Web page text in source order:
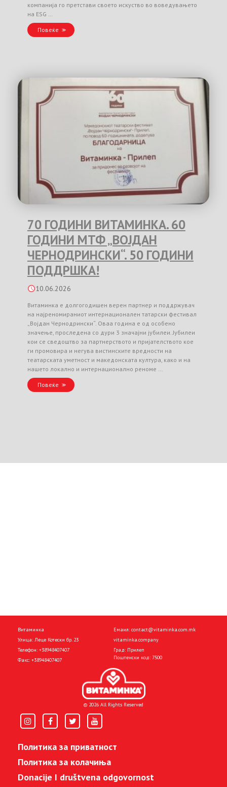
компанија го претстави своето искуство во воведувањето
на ESG …
Повеќе
70 ГОДИНИ ВИТАМИНКА. 60
ГОДИНИ МТФ „ВОЈДАН
ЧЕРНОДРИНСКИ“. 50 ГОДИНИ
ПОДДРШКА!
10.06.2026
Витаминка е долгогодишен верен партнер и поддржувач
на најреномираниот интернационален татарски фестивал
„Војдан Чернодрински“. Оваа година е од особено
значење, проследена со дури 3 значајни јубилеи. Јубилеи
кои се сведоштво за партнерството и пријателството кое
ги промовира и негува вистинските вредности на
театарската уметност и македонската култура, како и на
нашето локално и интернационално реноме …
Повеќе
Витаминка
Улица: Леце Котески бр. 23
Телефон: +38948407407
Факс: +38948407407
Емаил: contact@vitaminka.com.mk
vitaminka.company
Град: Прилеп
Поштенски код: 7500
© 2026 All Rights Reserved
Политика за приватност
Политика за колачиња
Donacije I društvena odgovornost